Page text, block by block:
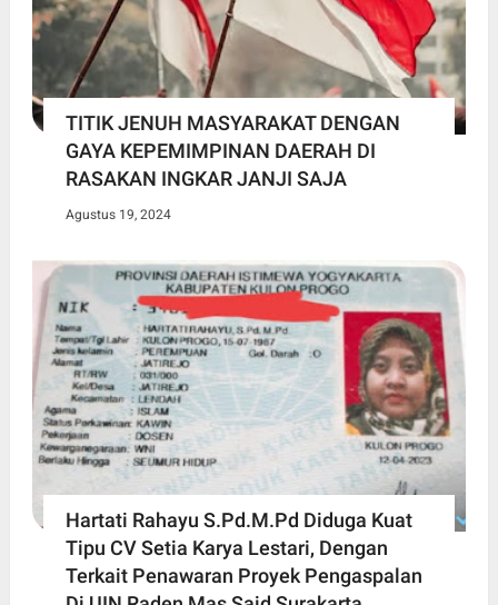
TITIK JENUH MASYARAKAT DENGAN
GAYA KEPEMIMPINAN DAERAH DI
RASAKAN INGKAR JANJI SAJA
Agustus 19, 2024
Hartati Rahayu S.Pd.M.Pd Diduga Kuat
Tipu CV Setia Karya Lestari, Dengan
Terkait Penawaran Proyek Pengaspalan